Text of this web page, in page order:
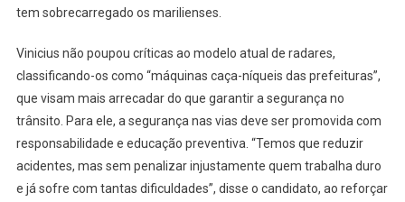
tem sobrecarregado os marilienses.
Vinicius não poupou críticas ao modelo atual de radares,
classificando-os como “máquinas caça-níqueis das prefeituras”,
que visam mais arrecadar do que garantir a segurança no
trânsito. Para ele, a segurança nas vias deve ser promovida com
responsabilidade e educação preventiva. “Temos que reduzir
acidentes, mas sem penalizar injustamente quem trabalha duro
e já sofre com tantas dificuldades”, disse o candidato, ao reforçar